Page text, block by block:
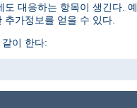
도 대응하는 항목이 생긴다.
가정보를 얻을 수 있다.
이 한다: